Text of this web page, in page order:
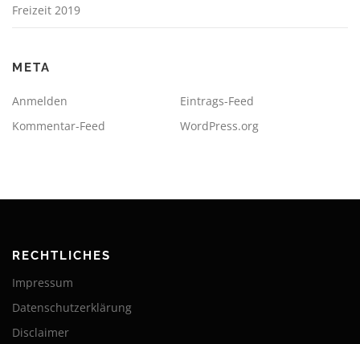
Freizeit 2019
META
Anmelden
Eintrags-Feed
Kommentar-Feed
WordPress.org
RECHTLICHES
Impressum
Datenschutzerklärung
Disclaimer